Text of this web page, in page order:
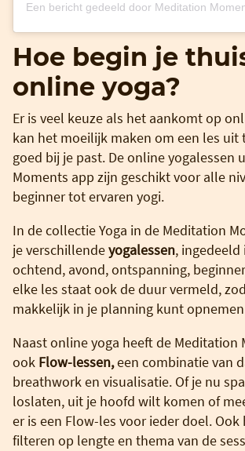
Hoe begin je
online yoga?
Er is veel keuze als het aankomt op
kan het moeilijk maken om een les uit
goed bij je past. De online yogalessen
Moments app zijn geschikt voor alle
beginner tot ervaren yogi.
In de collectie Yoga in de Meditation
je verschillendeyogalessen, ingedeeld
ochtend, avond, ontspanning,
elke les staat ook de duur vermeld,
makkelijk in je planning kunt
Naast online yoga heeft de Meditation
ook Flow-lessen,een combinatie van
breathwork en visualisatie. Of je nu
loslaten, uit je hoofd wilt komen of
er is een Flow-les voor ieder doel. Ook
filteren op lengte en thema van de